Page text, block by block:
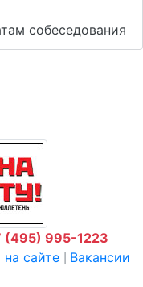
собеседования
(495) 995-1223
сайте Вакансии